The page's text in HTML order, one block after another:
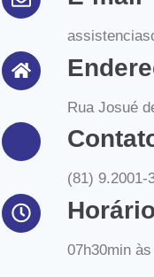
Rua Josué
(81) 9.2001-
07h30min